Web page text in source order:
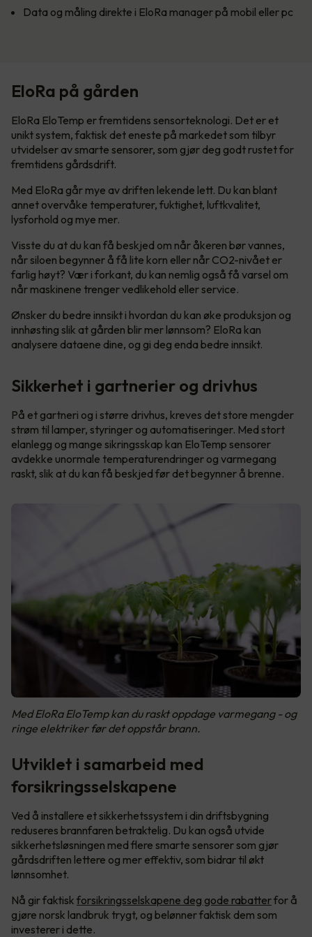
Data og måling direkte i EloRa manager på mobil eller pc
EloRa på gården
EloRa EloTemp er fremtidens sensorteknologi. Det er et
unikt system, faktisk det eneste på markedet som tilbyr
utvidelser av smarte sensorer, som gjør deg godt rustet for
fremtidens gårdsdrift.
Med EloRa går mye av driften lekende lett. Du kan blant
annet overvåke temperaturer, fuktighet, luftkvalitet,
lysforhold og mye mer.
Visste du at du kan få beskjed om når åkeren bør vannes,
når siloen begynner å få lite korn eller når CO2-nivået er
farlig høyt? Vær i forkant, du kan nemlig også få varsel om
når maskinene trenger vedlikehold eller service.
Ønsker du bedre innsikt i hvordan du kan øke produksjon og
innhøsting slik at gården blir mer lønnsom? EloRa kan
analysere dataene dine, og gi deg enda bedre innsikt.
Sikkerhet i gartnerier og drivhus
På et gartneri og i større drivhus, kreves det store mengder
strøm til lamper, styringer og automatiseringer. Med stort
elanlegg og mange sikringsskap kan EloTemp sensorer
avdekke unormale temperaturendringer og varmegang
raskt, slik at du kan få beskjed før det begynner å brenne.
Med EloRa EloTemp kan du raskt oppdage varmegang - og
ringe elektriker før det oppstår brann.
Utviklet i samarbeid med
forsikringsselskapene
Ved å installere et sikkerhetssystem i din driftsbygning
reduseres brannfaren betraktelig. Du kan også utvide
sikkerhetsløsningen med flere smarte sensorer som gjør
gårdsdriften lettere og mer effektiv, som bidrar til økt
lønnsomhet.
Nå gir faktisk forsikringsselskapene deg gode rabatterfor å
gjøre norsk landbruk trygt, og belønner faktisk dem som
investerer i dette.